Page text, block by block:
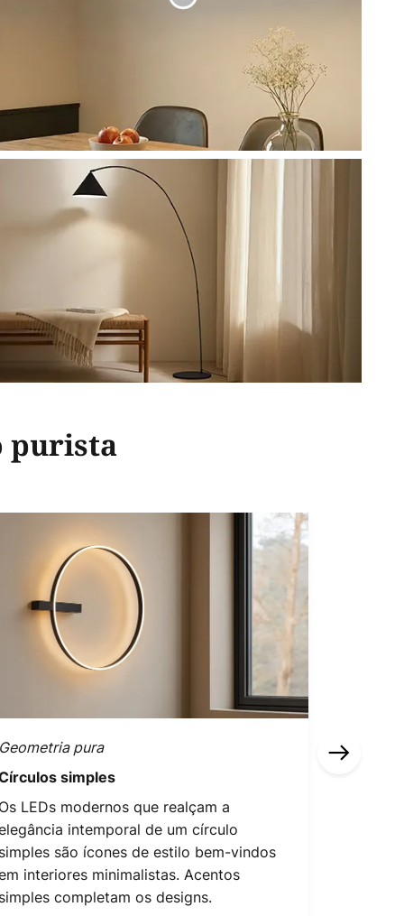
purista
pura
simples
LEDs modernos que realçam a
intemporal de um círculo
são ícones de estilo bem-vindos
interiores minimalistas. Acentos
completam os designs.